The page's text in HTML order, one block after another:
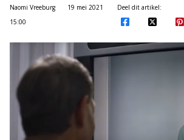
Naomi Vreeburg
19 mei 2021
15:00
Deel dit artikel: